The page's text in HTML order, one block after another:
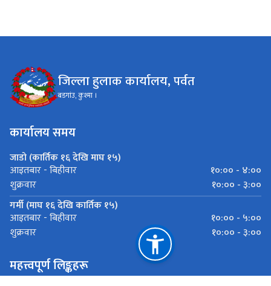
जिल्ला हुलाक कार्यालय, पर्वत
बडगांउ, कुश्मा ।
कार्यालय समय
जाडो (कार्तिक १६ देखि माघ १५)
आइतबार - बिहीवार
१०:०० - ४:००
शुक्रवार
१०:०० - ३:००
गर्मी (माघ १६ देखि कार्तिक १५)
आइतबार - बिहीवार
१०:०० - ५:००
शुक्रवार
१०:०० - ३:००
महत्त्वपूर्ण लिङ्कहरू